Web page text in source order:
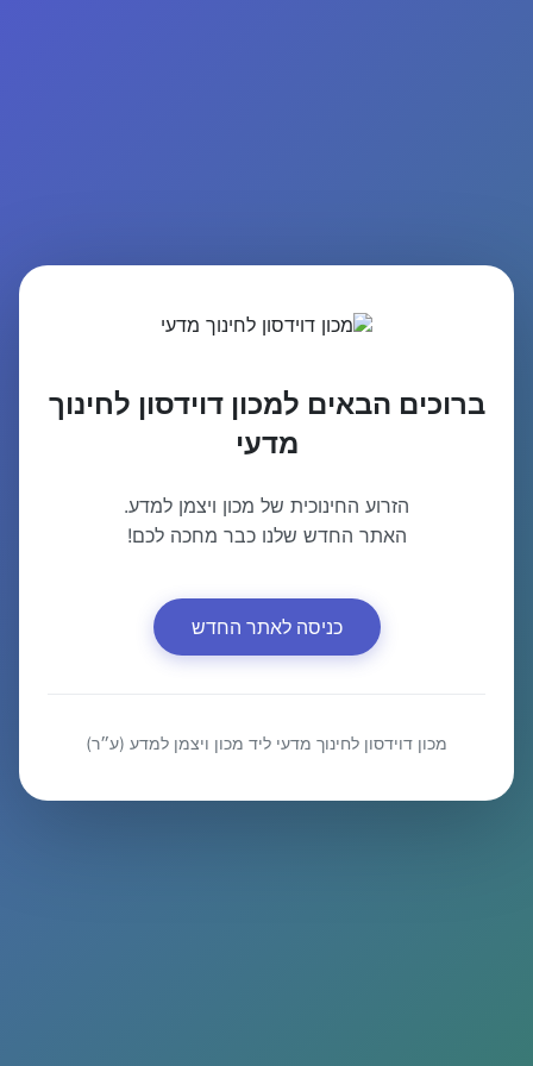
ברוכים הבאים למכון דוידסון לחינוך
מדעי
הזרוע החינוכית של מכון ויצמן למדע.
האתר החדש שלנו כבר מחכה לכם!
כניסה לאתר החדש
מכון דוידסון לחינוך מדעי ליד מכון ויצמן למדע (ע״ר)